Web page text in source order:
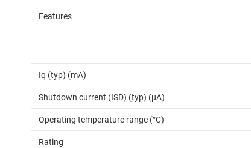
Features
Iq (typ) (mA)
Shutdown current (ISD) (typ) (µA)
Operating temperature range (°C)
Rating